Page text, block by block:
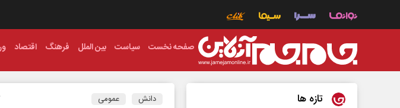
صفحه نخست سیاست بین الملل فرهنگ اقتصاد
دانش عمومی تازه ها